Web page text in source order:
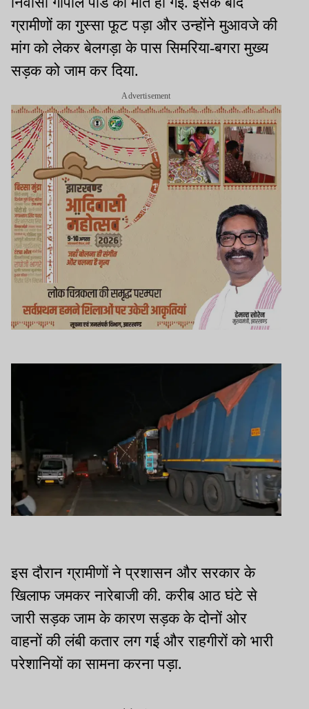
ग्रामीणों का गुस्सा फूट पड़ा और उन्होंने मुआवजे की
मांग को लेकर बेलगड़ा के पास सिमरिया-बगरा मुख्य
सड़क को जाम कर दिया.
Advertisement
इस दौरान ग्रामीणों ने प्रशासन और सरकार के
खिलाफ जमकर नारेबाजी की. करीब आठ घंटे से
जारी सड़क जाम के कारण सड़क के दोनों ओर
वाहनों की लंबी कतार लग गई और राहगीरों को भारी
परेशानियों का सामना करना पड़ा.